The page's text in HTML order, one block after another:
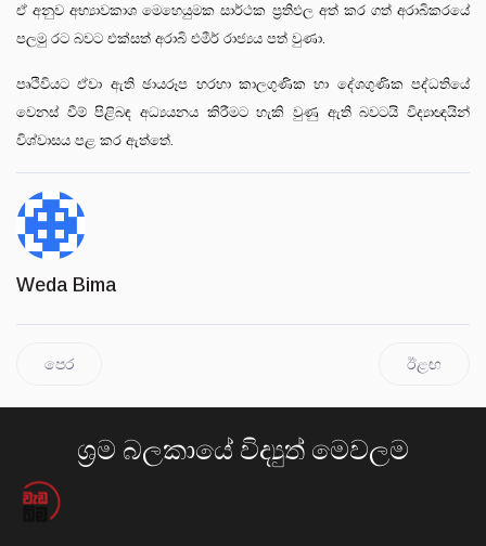
ඒ අනුව අභ්‍යාවකාශ මෙහෙයුමක සාර්ථක ප්‍රතිඵල අත් කර ගත් අරාබිකරයේ
පලමු රට බවට එක්සත් අරාබි එමීර් රාජ්‍යය පත් වුණා.
පෘථිවියට ඒවා ඇති ඡායරූප හරහා කාලගුණික හා දේශගුණික පද්ධතියේ
වෙනස් වීම් පිළිබඳ අධ්‍යයනය කිරීමට හැකි වුණු ඇති බවටයි විද්‍යාඥයින්
විශ්වාසය පළ කර ඇත්තේ.
Weda Bima
පෙර ඊළඟ
ශ්‍රම බලකායේ විද්‍යුත් මෙවලම